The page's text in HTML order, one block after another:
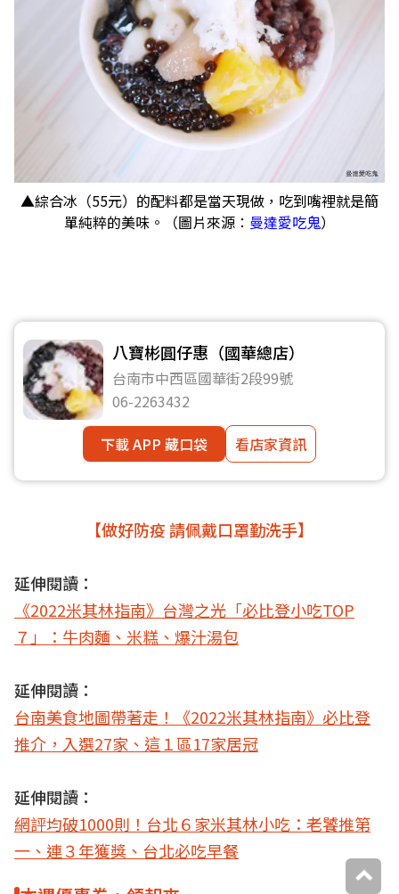
▲綜合冰（55元）的配料都是當天現做，吃到嘴裡就是簡
單純粹的美味。（圖片來源： 曼達愛吃鬼）
八寶彬圓仔惠（國華總店）
台南市中西區國華街2段99號
06-2263432
下載 APP 藏口袋
看店家資訊
【做好防疫 請佩戴口罩勤洗手】
延伸閱讀：
《2022米其林指南》台灣之光「必比登小吃TOP
７」：牛肉麵、米糕、爆汁湯包
延伸閱讀：
台南美食地圖帶著走！《2022米其林指南》必比登
推介，入選27家、這１區17家居冠
延伸閱讀：
網評均破1000則！台北６家米其林小吃：老饕推第
一、連３年獲獎、台北必吃早餐